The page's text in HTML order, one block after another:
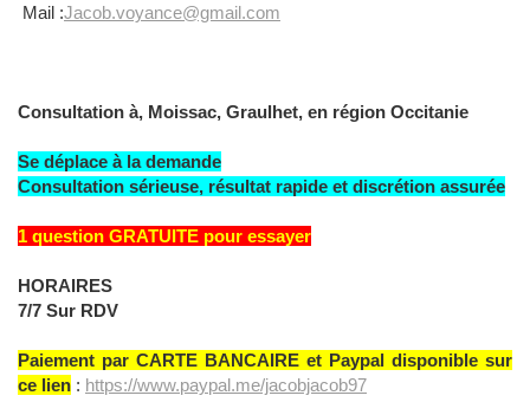
Mail :Jacob.voyance@gmail.com
Consultation à, Moissac, Graulhet, en région Occitanie
Se déplace à la demande
Consultation sérieuse, résultat rapide et discrétion assurée
1 question GRATUITE pour essayer
HORAIRES
7/7 Sur RDV
Paiement par CARTE BANCAIRE et Paypal disponible sur
ce lien : https://www.paypal.me/jacobjacob97